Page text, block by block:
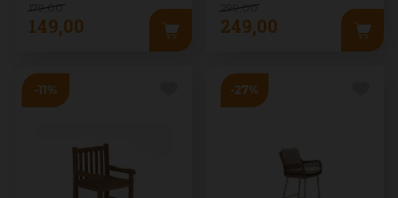
179 00
149,00
299 ,00
249,00